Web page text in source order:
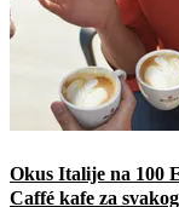
Okus Italije na 100
Caffé kafe za